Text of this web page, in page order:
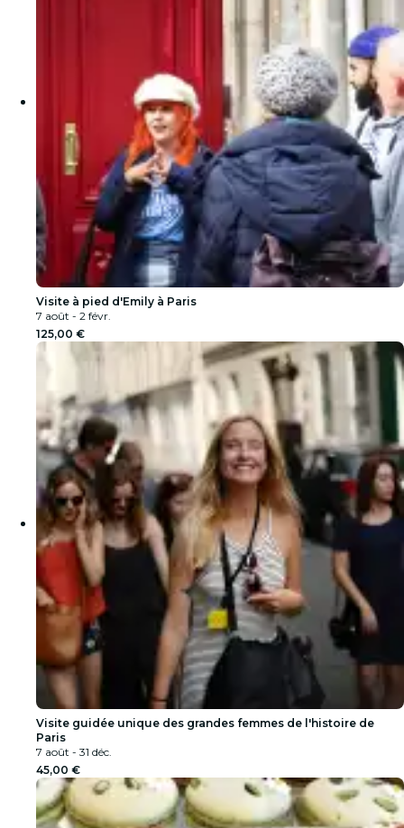
Visite à pied d'Emily à Paris
7 août - 2 févr.
125,00 €
Visite guidée unique des grandes femmes de l'histoire de
Paris
7 août - 31 déc.
45,00 €